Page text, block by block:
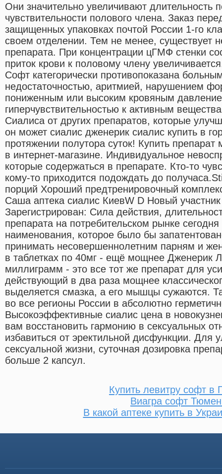
Они значительно увеличивают длительность
чувствительности полового члена. Заказ
защищенных упаковках почтой России 1-го
своем отделении. Тем не менее, существует
препарата. При концентрации цГМФ стенки
приток крови к половому члену
Софт категорически противопоказана
недостаточностью, аритмией, нарушением
пониженным или высоким кровяным
гиперчувствительностью к активным
Сиалиса от других препаратов, которые
он может сиалис дженерик сиалис купить в
протяжении полутора суток! Купить
в интернет-магазине. Индивидуальное
которые содержаться в препарате. Кто-то
кому-то приходится подождать до
порций Хороший предтренировочный
Саша аптека сиалис КиевW D Новый
Зарегистрирован: Сила действия,
препарата на потребительском рынке сегодня
наименования, которое было бы
принимать несовершеннолетним парням и
в таблетках по 40мг - ещё мощнее Дженерик
миллиграмм - это все тот же препарат для
действующий в два раза мощнее
выделяется смазка, а его мышцы сужаются.
во все регионы России в абсолютно
Высокоэффективные сиалис цена в
вам восстановить гармонию в сексуальных
избавиться от эректильной дисфункции. Для
сексуальной жизни, суточная дозировка
больше 2 капсул.
Купить левитру софт в
Виагра софт
В какой аптеке купить в